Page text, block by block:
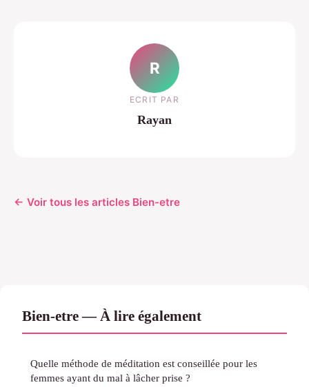
R
ECRIT PAR
Rayan
← Voir tous les articles Bien-etre
Bien-etre — À lire également
Quelle méthode de méditation est conseillée pour les
femmes ayant du mal à lâcher prise ?